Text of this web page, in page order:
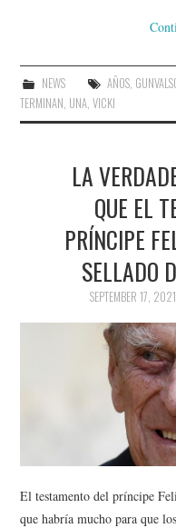
NEWS AÑOS,
TERMINAN, UNA,VICKI
LA
QUE EL
PRÍNCIPE
SELLADO
SEPTEMBER 17, 2021
El testamento del príncipe
que habría mucho para que